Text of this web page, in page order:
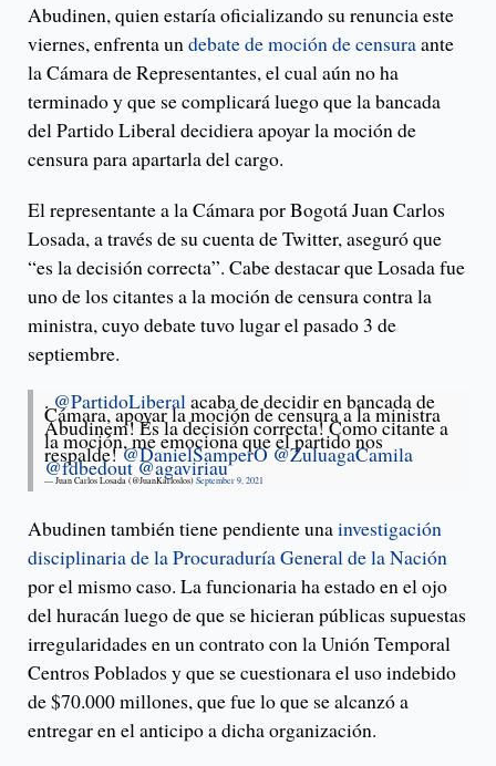
Abudinen, quien estaría oficializando su renuncia este
viernes, enfrenta undebate de moción de censuraante
la Cámara de Representantes, el cual aún no ha
terminado y que se complicará luego que la bancada
del Partido Liberal decidiera apoyar la moción de
censura para apartarla del cargo.
El representante a la Cámara por Bogotá Juan Carlos
Losada, a través de su cuenta de Twitter, aseguró que
“es la decisión correcta”. Cabe destacar que Losada fue
uno de los citantes a la moción de censura contra la
ministra, cuyo debate tuvo lugar el pasado 3 de
septiembre.
. @PartidoLiberalacaba de decidir en bancada de
Cámara, apoyar la moción de censura a la ministra
Abudinem! Es la decisión correcta! Como citante a
la moción, me emociona que el partido nos
respalde!@DanielSamperO @ZuluagaCamila
@fdbedout @agaviriau
— Juan Carlos Losada (@JuanKarloslos) September 9, 2021
Abudinen también tiene pendiente unainvestigación
disciplinaria de la Procuraduría General de la Nación
por el mismo caso. La funcionaria ha estado en el ojo
del huracán luego de que se hicieran públicas supuestas
irregularidades en un contrato con la Unión Temporal
Centros Poblados y que se cuestionara el uso indebido
de $70.000 millones, que fue lo que se alcanzó a
entregar en el anticipo a dicha organización.